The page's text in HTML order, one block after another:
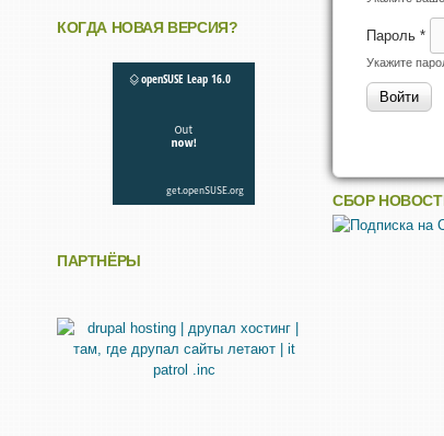
Пароль *
Укажите
СБОР
КОГДА НОВАЯ ВЕРСИЯ?
ПАРТНЁРЫ